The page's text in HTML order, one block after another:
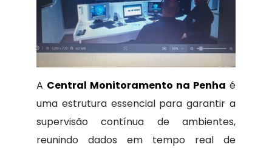
A Central Monitoramento na Penha é
uma estrutura essencial para garantir a
supervisão contínua de ambientes,
reunindo dados em tempo real de